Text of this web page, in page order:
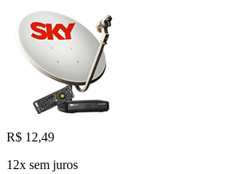
R$ 12,49
12x sem juros